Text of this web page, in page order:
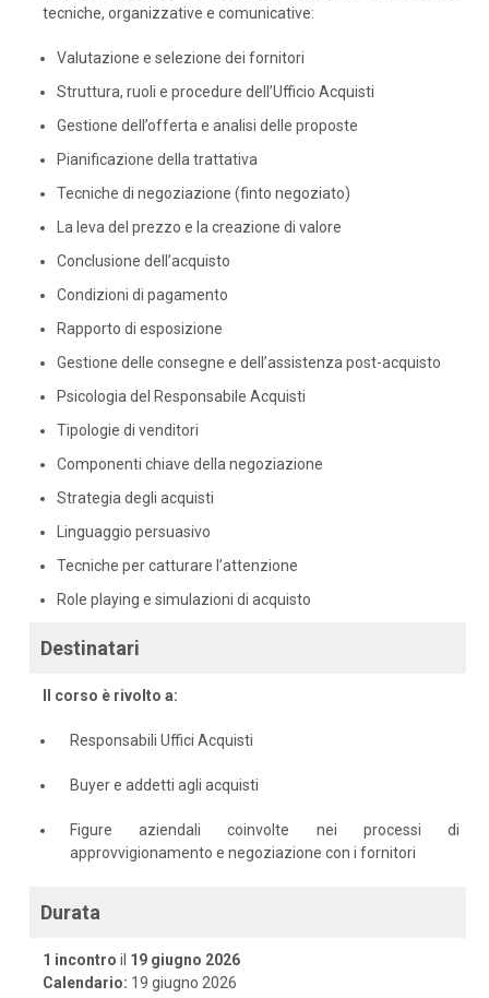
tecniche, organizzative e comunicative:
Valutazione e selezione dei fornitori
Struttura, ruoli e procedure dell’Ufficio Acquisti
Gestione dell’offerta e analisi delle proposte
Pianificazione della trattativa
Tecniche di negoziazione (finto negoziato)
La leva del prezzo e la creazione di valore
Conclusione dell’acquisto
Condizioni di pagamento
Rapporto di esposizione
Gestione delle consegne e dell’assistenza post-acquisto
Psicologia del Responsabile Acquisti
Tipologie di venditori
Componenti chiave della negoziazione
Strategia degli acquisti
Linguaggio persuasivo
Tecniche per catturare l’attenzione
Role playing e simulazioni di acquisto
Destinatari
Il corso è rivolto a:
Responsabili Uffici Acquisti
Buyer e addetti agli acquisti
Figure aziendali coinvolte nei processi di
approvvigionamento e negoziazione con i fornitori
Durata
1 incontro il 19 giugno 2026
Calendario: 19 giugno 2026